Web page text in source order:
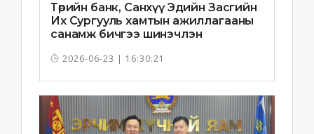
Төрийн банк, Санхүү Эдийн Засгийн
Их Сургууль хамтын ажиллагааны
санамж бичгээ шинэчлэн
2026-06-23 | 16:30:21